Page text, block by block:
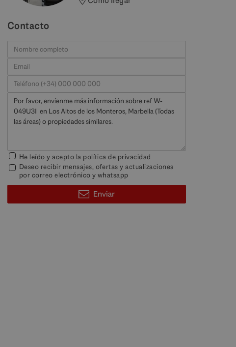
Contacto
He leído y acepto la política de privacidad
Deseo recibir mensajes, ofertas y actualizaciones
por correo electrónico y whatsapp
Enviar